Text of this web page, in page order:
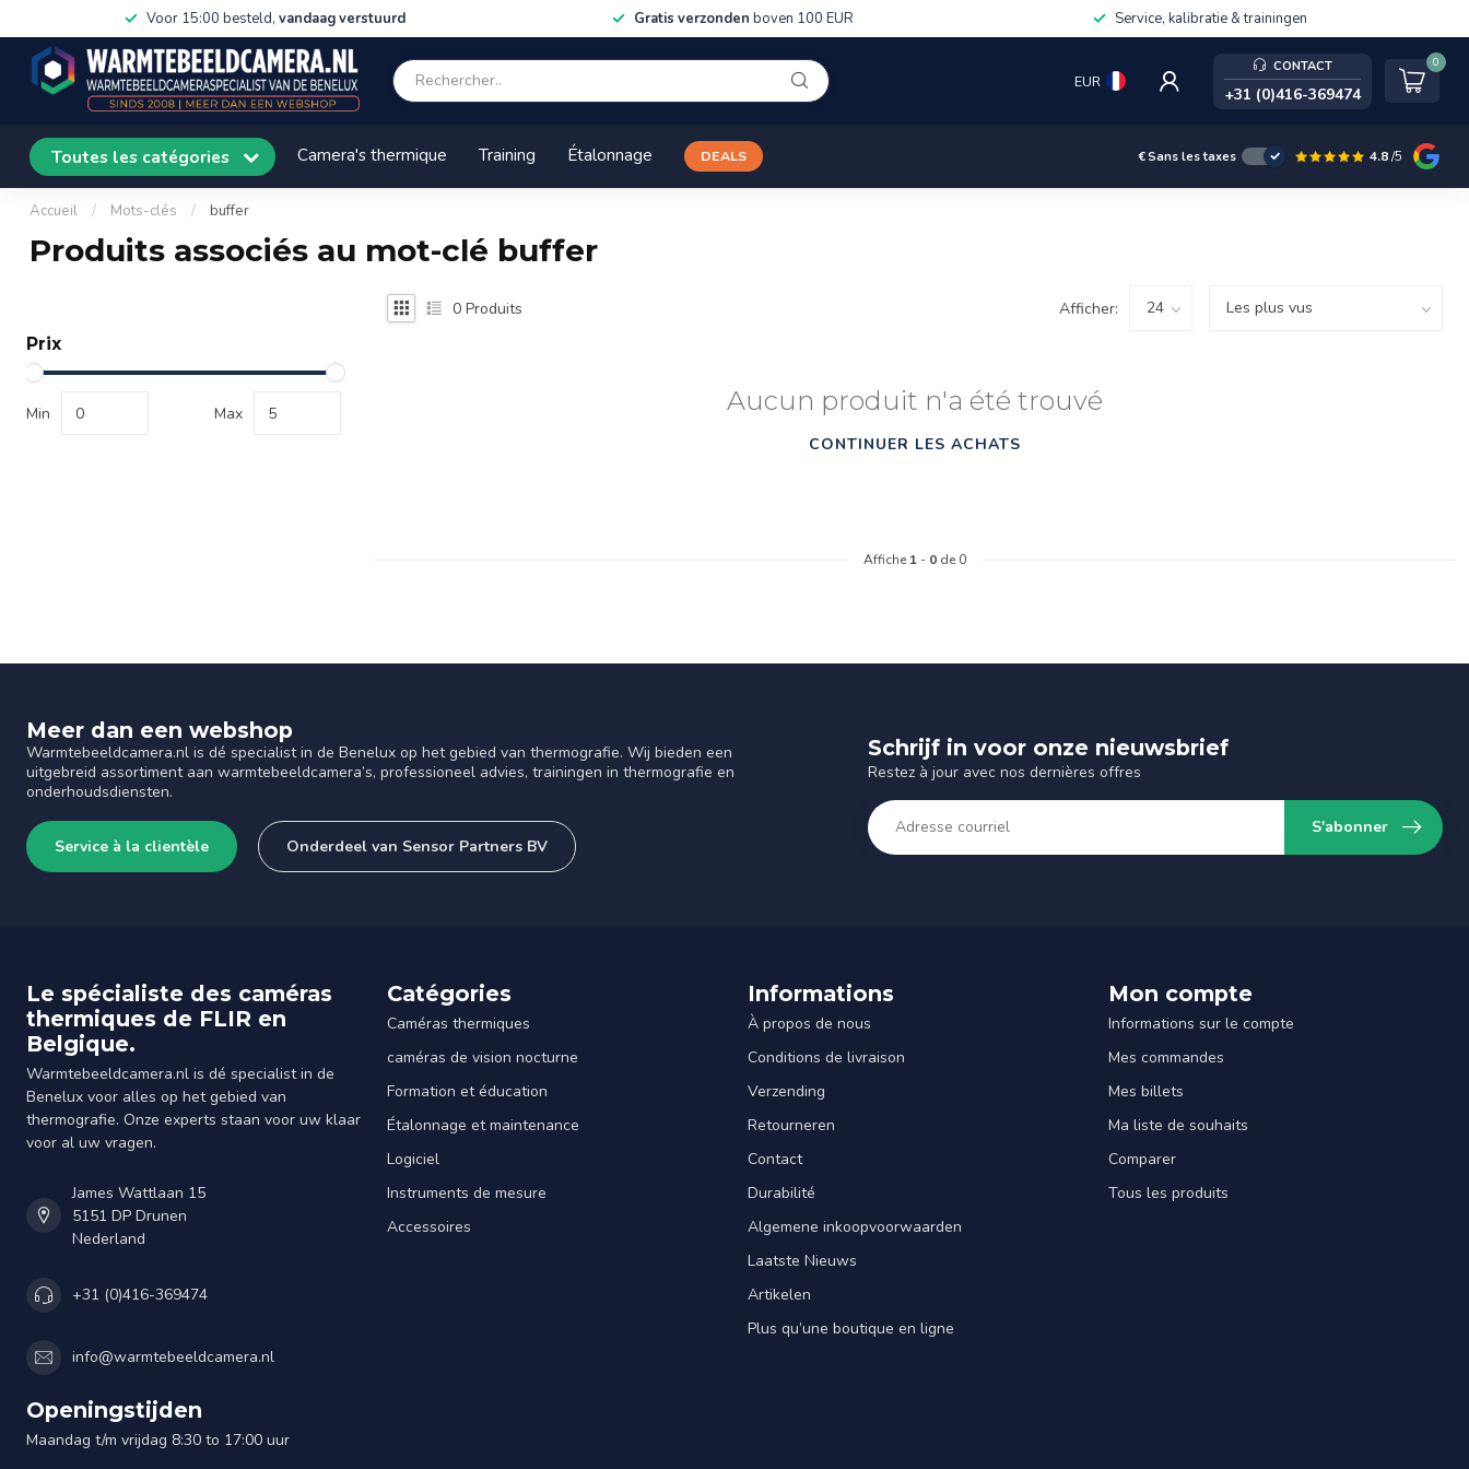
Voor 15:00 besteld, vandaag verstuurd Gratis verzonden boven 100 EUR Service, kalibratie & trainingen
EUR
CONTACT
+31 (0)416-369474
0
Toutes les catégories Camera's thermique Training Étalonnage DEALS €Sans les taxes 4.8/5
Accueil / Mots-clés / buffer
Produits associés au mot-clé buffer
Prix
Min Max
0 Produits Afficher:
Aucun produit n'a été trouvé
CONTINUER LES ACHATS
Affiche 1 - 0 de 0
Meer dan een webshop
Warmtebeeldcamera.nl is dé specialist in de Benelux op het gebied van thermografie. Wij bieden een
uitgebreid assortiment aan warmtebeeldcamera’s, professioneel advies, trainingen in thermografie en
onderhoudsdiensten.
Service à la clientèle Onderdeel van Sensor Partners BV
Schrijf in voor onze nieuwsbrief
Restez à jour avec nos dernières offres
S'abonner
Le spécialiste des caméras
thermiques de FLIR en
Belgique.
Warmtebeeldcamera.nl is dé specialist in de
Benelux voor alles op het gebied van
thermografie. Onze experts staan voor uw klaar
voor al uw vragen.
James Wattlaan 15
5151 DP Drunen
Nederland
+31 (0)416-369474
info@warmtebeeldcamera.nl
Openingstijden
Maandag t/m vrijdag 8:30 to 17:00 uur
Catégories
Caméras thermiques
caméras de vision nocturne
Formation et éducation
Étalonnage et maintenance
Logiciel
Instruments de mesure
Accessoires
Informations
À propos de nous
Conditions de livraison
Verzending
Retourneren
Contact
Durabilité
Algemene inkoopvoorwaarden
Laatste Nieuws
Artikelen
Plus qu’une boutique en ligne
Mon compte
Informations sur le compte
Mes commandes
Mes billets
Ma liste de souhaits
Comparer
Tous les produits